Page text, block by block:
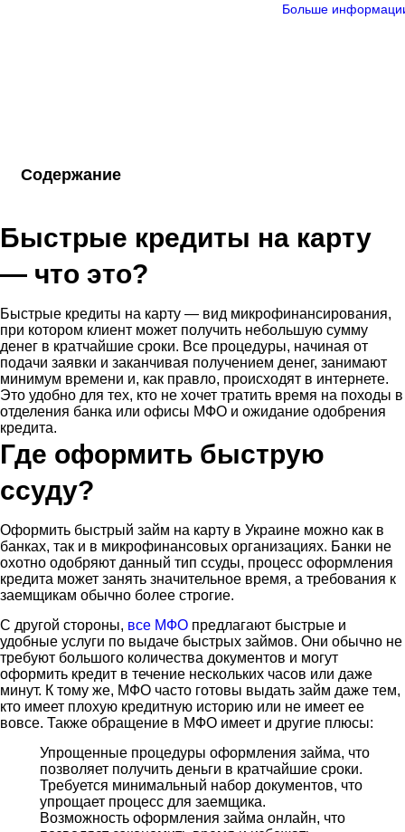
Больше
Содержание
Быстрые кредиты на карту
— что это?
Быстрые кредиты на карту — вид микрофинансирования,
при котором клиент может получить небольшую сумму
денег в кратчайшие сроки. Все процедуры, начиная от
подачи заявки и заканчивая получением денег, занимают
минимум времени и, как правло, происходят в интернете.
Это удобно для тех, кто не хочет тратить время на походы в
отделения банка или офисы МФО и ожидание одобрения
кредита.
Где оформить быструю
ссуду?
Оформить быстрый займ на карту в Украине можно как в
банках, так и в микрофинансовых организациях. Банки не
охотно одобряют данный тип ссуды, процесс оформления
кредита может занять значительное время, а требования к
заемщикам обычно более строгие.
С другой стороны, все МФО предлагают быстрые и
удобные услуги по выдаче быстрых займов. Они обычно не
требуют большого количества документов и могут
оформить кредит в течение нескольких часов или даже
минут. К тому же, МФО часто готовы выдать займ даже тем,
кто имеет плохую кредитную историю или не имеет ее
вовсе. Также обращение в МФО имеет и другие плюсы:
Упрощенные процедуры оформления займа, что
позволяет получить деньги в кратчайшие сроки.
Требуется минимальный набор документов, что
упрощает процесс для заемщика.
Возможность оформления займа онлайн, что